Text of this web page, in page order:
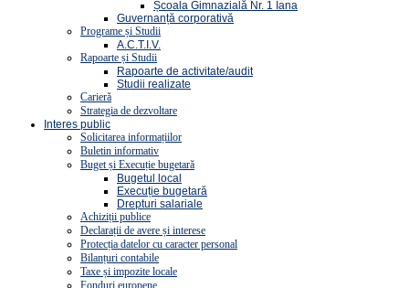
Școala Gimnazială Nr. 1 Iana
Guvernanță corporativă
Programe și Studii
A.C.T.I.V.
Rapoarte și Studii
Rapoarte de activitate/audit
Studii realizate
Carieră
Strategia de dezvoltare
Interes public
Solicitarea informațiilor
Buletin informativ
Buget și Execuție bugetară
Bugetul local
Execuție bugetară
Drepturi salariale
Achiziții publice
Declarații de avere și interese
Protecția datelor cu caracter personal
Bilanțuri contabile
Taxe și impozite locale
Fonduri europene